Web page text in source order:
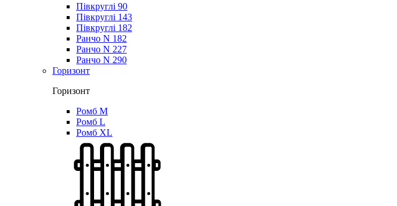
Півкруглі 90
Півкруглі 143
Півкруглі 182
Ранчо N 182
Ранчо N 227
Ранчо N 290
Горизонт
Горизонт
Ромб M
Ромб L
Ромб XL